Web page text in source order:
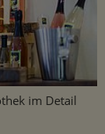
im Detail